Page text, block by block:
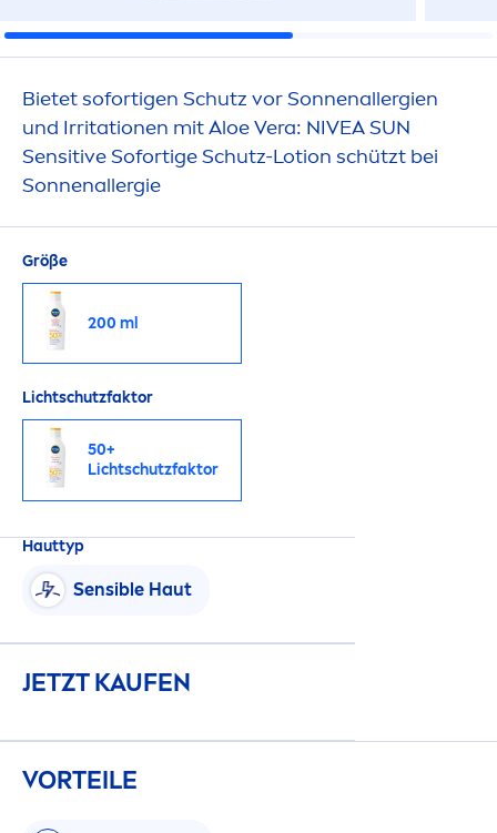
Bietet sofortigen Schutz vor Sonnenallergien
und Irritationen mit Aloe Vera: NIVEASUN
SensitiveSofortige Schutz-Lotion schützt bei
Sonnenallergie
Größe
200 ml
Lichtschutzfaktor
50+
Lichtschutzfaktor
Hauttyp
Sensible Haut
JETZT KAUFEN
VORTEILE